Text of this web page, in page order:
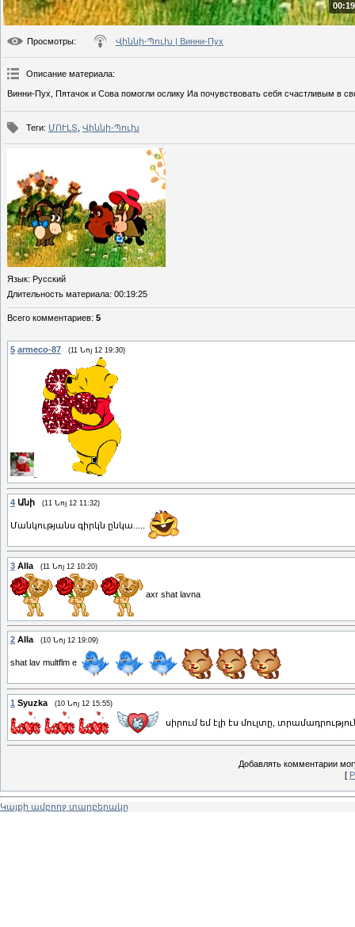
Просмотры: Վիննի-Պուխ | Винни-Пух
Описание материала:
Винни-Пух, Пятачок и Сова помогли ослику Иа почувствовать себя счастливым в
Теги: ՄՈՒԼՏ Վիննի-Պուխ
Язык: Русский
Длительность материала: 00:19:25
Всего комментариев: 5
5 armeco-87 (11 Նոյ 12 19:30)
4 Անի (11 Նոյ 12 11:32)
Մանկությանս գիրկն ընկա.....
3 Alla (11 Նոյ 12 10:20)
axr shat lavna
2 Alla (10 Նոյ 12 19:09)
shat lav multflm e
1 Syuzka (10 Նոյ 12 15:55)
սիրում եմ էլի էս մուլտը,
Добавлять комментарии
[
Կայքի ամբողջ տարբերակը